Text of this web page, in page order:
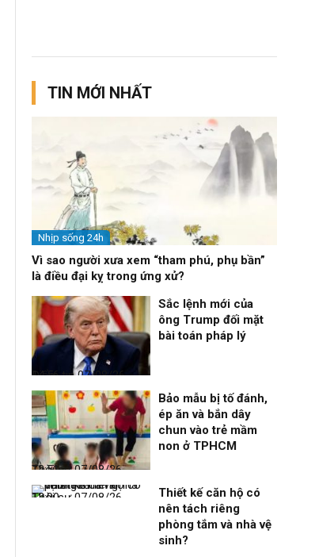
TIN MỚI NHẤT
Nhịp sống 24h
Vì sao người xưa xem “tham phú, phụ bần”
là điều đại kỵ trong ứng xử?
Điểm tin
07/08/26, 14:56
Sắc lệnh mới của
ông Trump đối mặt
bài toán pháp lý
Thời sự
07/08/26, 12:51
Bảo mẫu bị tố đánh,
ép ăn và bắn dây
chun vào trẻ mầm
non ở TPHCM
Thời sự
07/08/26, 12:00
Thiết kế căn hộ có
nên tách riêng
phòng tắm và nhà vệ
sinh?